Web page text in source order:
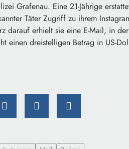
Grafenau. Eine 21-Jährige
Täter Zugriff zu ihrem
darauf erhielt sie eine E-Mail, in
einen dreistelligen Betrag in US-